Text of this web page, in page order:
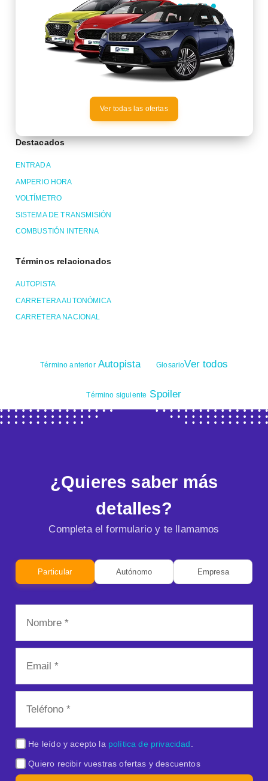
Ver todas las ofertas
Destacados
ENTRADA
AMPERIO HORA
VOLTÍMETRO
SISTEMA DE TRANSMISIÓN
COMBUSTIÓN INTERNA
Términos relacionados
AUTOPISTA
CARRETERA AUTONÓMICA
CARRETERA NACIONAL
Término anteriorAutopista GlosarioVer todos
Término siguiente Spoiler
¿Quieres saber más
detalles?
Completa el formulario y te llamamos
Particular Autónomo Empresa
He leído y acepto la política de privacidad
Quiero recibir vuestras ofertas y descuentos